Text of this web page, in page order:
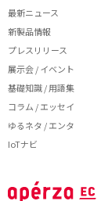
最新ニュース
新製品情報
プレスリリース
展示会 / イベント
基礎知識 / 用語集
コラム / エッセイ
ゆるネタ / エンタ
IoTナビ